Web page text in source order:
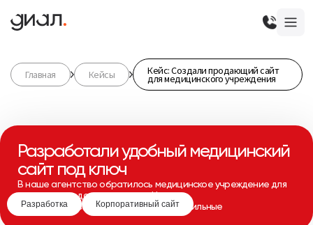
Главная Кейсы Кейс: Создали продающий сайт
для медицинского учреждения
Разработали удобный медицинский
сайт под ключ
В наше агентство обратилось медицинское учреждение для
создания продающего сайта. Ниша —
узкоспециализированная, конкуренты сильные
Разработка Корпоративный сайт